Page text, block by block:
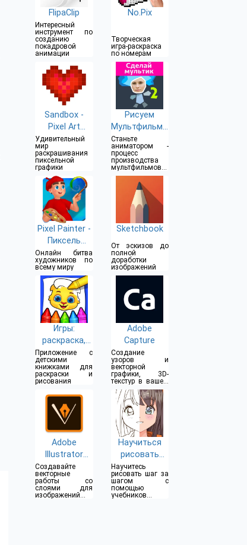
FlipaClip
Интересный
инструмент по
созданию
покадровой
анимации
No.Pix
Творческая
игра-раскраска
по номерам
Sandbox -
Pixel Art
Coloring
Удивительный
мир
раскрашивания
пиксельной
графики
Рисуем
Мультфильмы
Станьте
аниматором -
процесс
производства
мультфильмов
стал проще
Pixel Painter -
Пиксель
Художник
Онлайн битва
художников по
всему миру
Sketchbook
От эскизов до
полной
доработки
изображений
Игры:
раскраска,
рисование,
рисование
неоном
Приложение с
детскими
книжками для
раскраски и
рисования
Adobe
Capture
Создание
узоров и
векторной
графики, 3D-
текстур в вашем
телефоне
Adobe
Illustrator
Draw
Создавайте
векторные
работы со
слоями для
изображений и
Научиться
рисовать
аниме
Научитесь
рисовать шаг за
шагом с
помощью
учебников